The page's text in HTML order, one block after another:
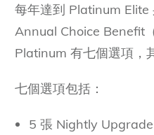
結語：NUA 是一場
延伸閱讀
Moxy KL Chinatown
調酒吧，吉隆坡茨廠
2026 World of Hyatt
每年達到 Platinum Elite
Annual Choice Benefit
Platinum 有七個選項，
七個選項包括：
5 張 Nightly